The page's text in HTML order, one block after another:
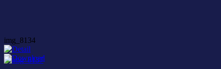
img_8134